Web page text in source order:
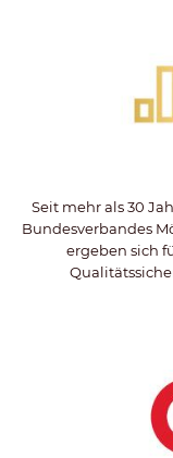
Seit mehr als 30
Bundesverbandes
ergeben sich